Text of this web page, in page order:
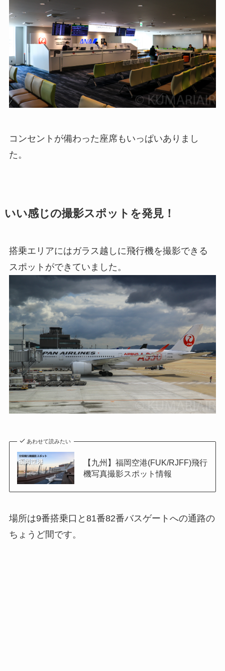
コンセントが備わった座席もいっぱいありまし
た。
いい感じの撮影スポットを発見！
搭乗エリアにはガラス越しに飛行機を撮影できる
スポットができていました。
あわせて読みたい
【九州】福岡空港(FUK/RJFF)飛行
機写真撮影スポット情報
場所は9番搭乗口と81番82番バスゲートへの通路の
ちょうど間です。